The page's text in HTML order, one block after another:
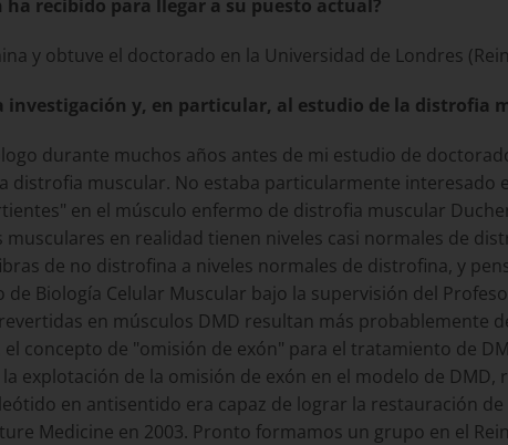
recibido para llegar a su puesto actual?
y obtuve el doctorado en la Universidad de Londres
investigación y, en particular, al estudio de la distrofia
durante muchos años antes de mi estudio de
distrofia muscular. No estaba particularmente
en el músculo enfermo de distrofia muscular
en realidad tienen niveles casi normales de
de no distrofina a niveles normales de distrofina, y
Biología Celular Muscular bajo la supervisión del
en músculos DMD resultan más probablemente
el concepto de "omisión de exón" para el tratamiento de
explotación de la omisión de exón en el modelo de
en antisentido era capaz de lograr la restauración
Medicine en 2003. Pronto formamos un grupo en el